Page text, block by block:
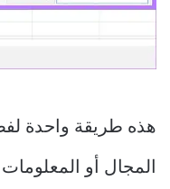
المجال أو